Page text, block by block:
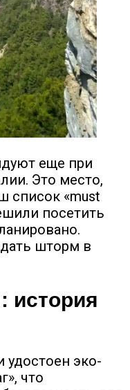
еще при
Это место,
список «must
посетить
шторм в
история
эко-
что